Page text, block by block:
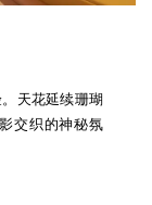
天花延续珊瑚
交织的神秘氛